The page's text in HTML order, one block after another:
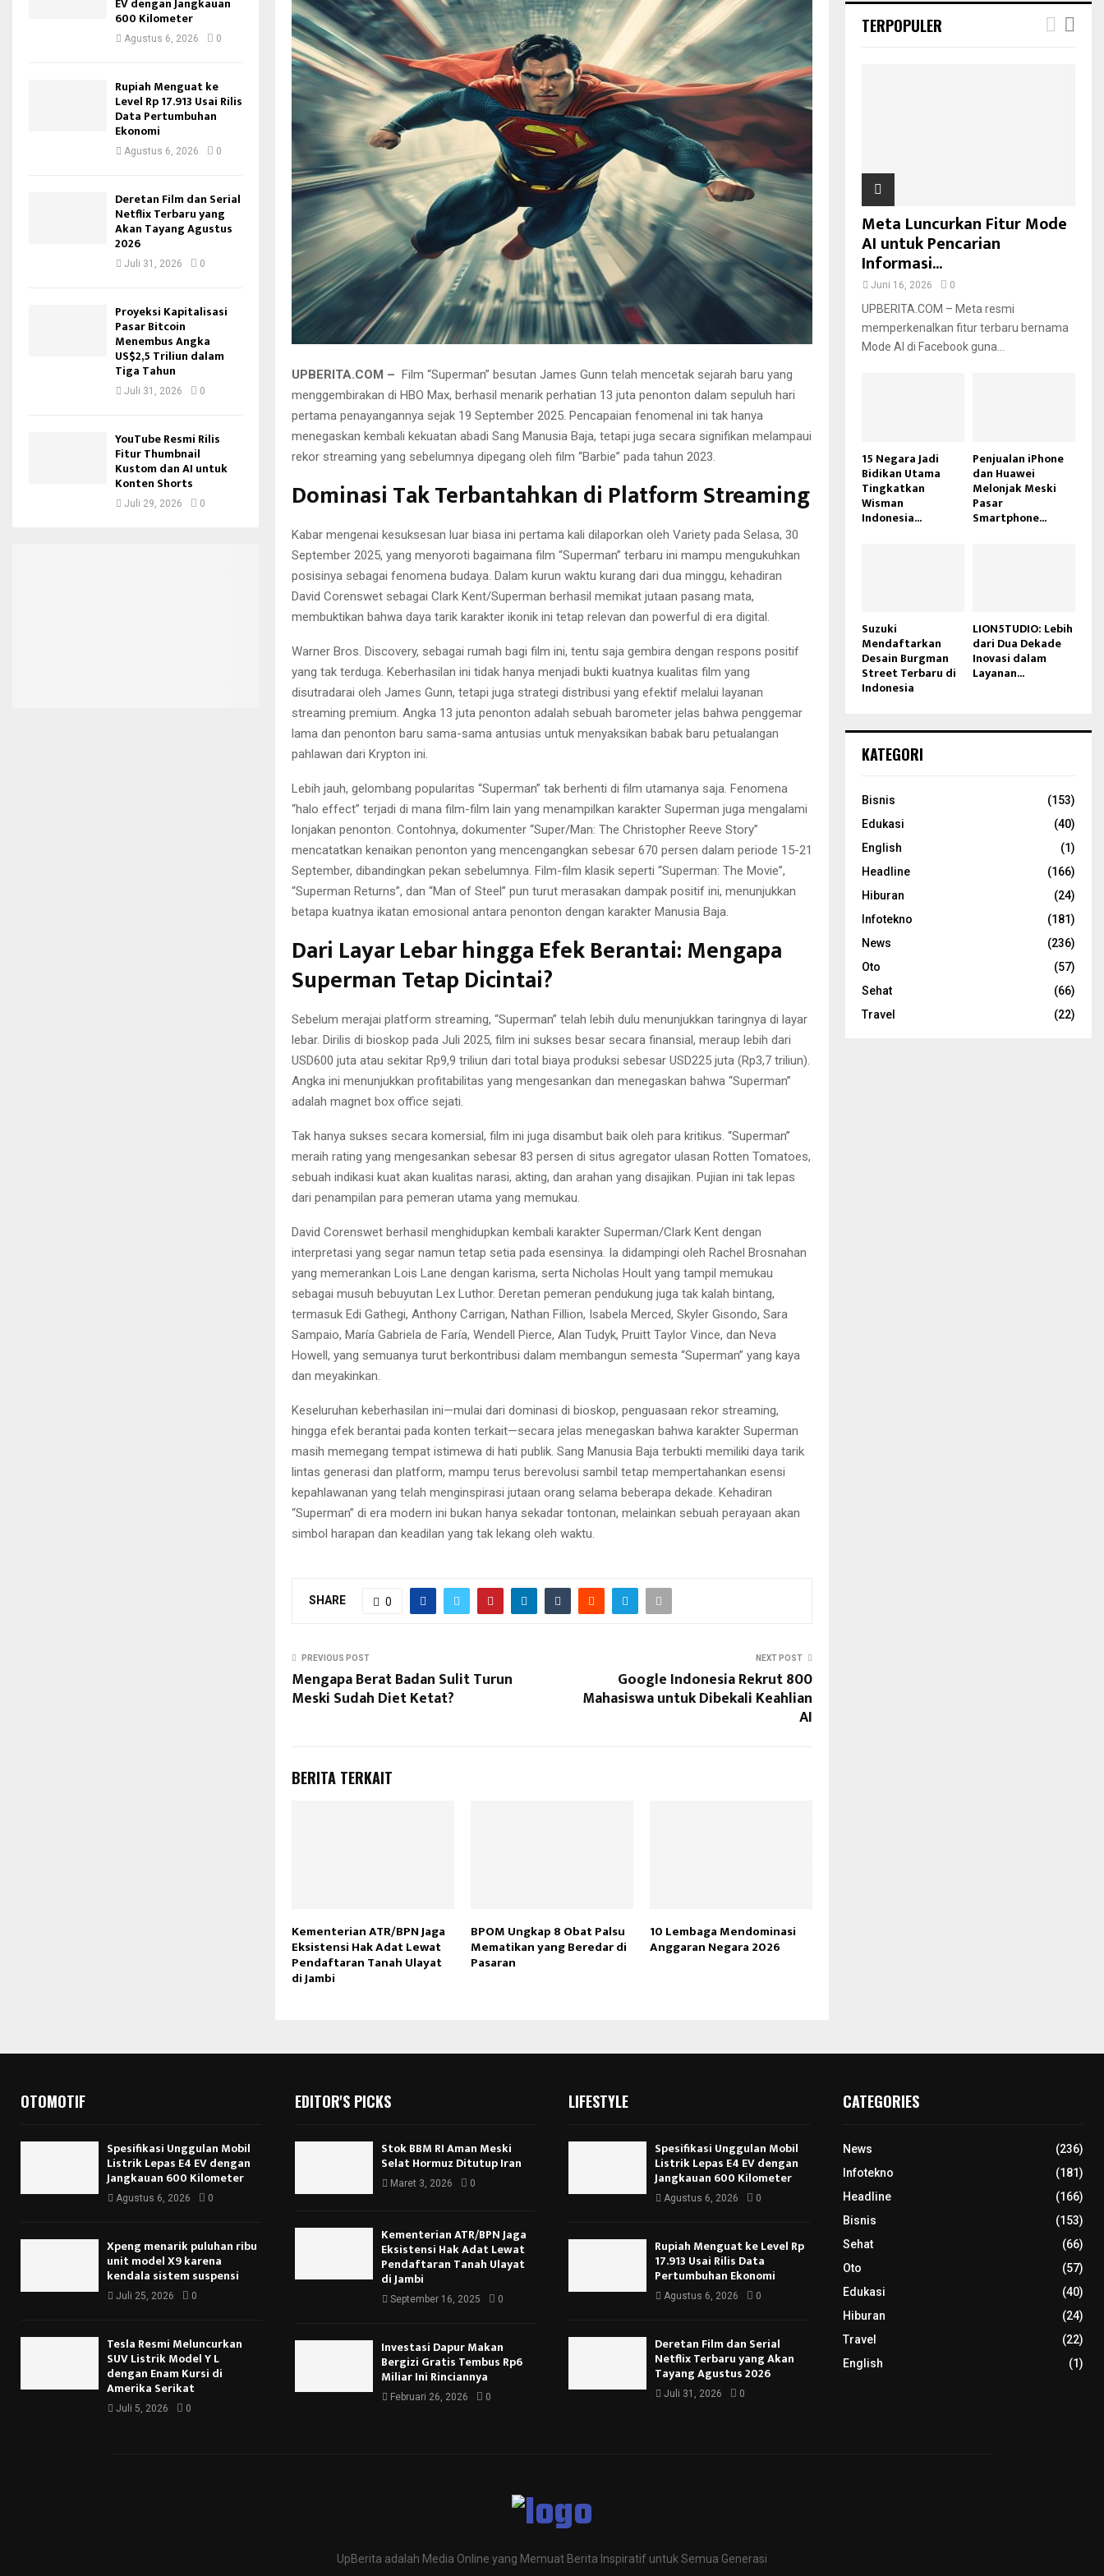
UPBERITA.COM –
Film “Superman” besutan James Gunn telah mencetak sejarah baru yang
menggembirakan di HBO Max, berhasil menarik perhatian 13 juta penonton dalam sepuluh hari
pertama penayangannya sejak 19 September 2025. Pencapaian fenomenal ini tak hanya
menegaskan kembali kekuatan abadi Sang Manusia Baja, tetapi juga secara signifikan melampaui
rekor streaming yang sebelumnya dipegang oleh film “Barbie” pada tahun 2023.
Dominasi Tak Terbantahkan di Platform Streaming
Kabar mengenai kesuksesan luar biasa ini pertama kali dilaporkan oleh Variety pada Selasa, 30
September 2025, yang menyoroti bagaimana film “Superman” terbaru ini mampu mengukuhkan
posisinya sebagai fenomena budaya. Dalam kurun waktu kurang dari dua minggu, kehadiran
David Corenswet sebagai Clark Kent/Superman berhasil memikat jutaan pasang mata,
membuktikan bahwa daya tarik karakter ikonik ini tetap relevan dan powerful di era digital.
Warner Bros. Discovery, sebagai rumah bagi film ini, tentu saja gembira dengan respons positif
yang tak terduga. Keberhasilan ini tidak hanya menjadi bukti kuatnya kualitas film yang
disutradarai oleh James Gunn, tetapi juga strategi distribusi yang efektif melalui layanan
streaming premium. Angka 13 juta penonton adalah sebuah barometer jelas bahwa penggemar
lama dan penonton baru sama-sama antusias untuk menyaksikan babak baru petualangan
pahlawan dari Krypton ini.
Lebih jauh, gelombang popularitas “Superman” tak berhenti di film utamanya saja. Fenomena
“halo effect” terjadi di mana film-film lain yang menampilkan karakter Superman juga mengalami
lonjakan penonton. Contohnya, dokumenter “Super/Man: The Christopher Reeve Story”
mencatatkan kenaikan penonton yang mencengangkan sebesar 670 persen dalam periode 15-21
September, dibandingkan pekan sebelumnya. Film-film klasik seperti “Superman: The Movie”,
“Superman Returns”, dan “Man of Steel” pun turut merasakan dampak positif ini, menunjukkan
betapa kuatnya ikatan emosional antara penonton dengan karakter Manusia Baja.
Dari Layar Lebar hingga Efek Berantai: Mengapa
Superman Tetap Dicintai?
Sebelum merajai platform streaming, “Superman” telah lebih dulu menunjukkan taringnya di layar
lebar. Dirilis di bioskop pada Juli 2025, film ini sukses besar secara finansial, meraup lebih dari
USD600 juta atau sekitar Rp9,9 triliun dari total biaya produksi sebesar USD225 juta (Rp3,7 triliun).
Angka ini menunjukkan profitabilitas yang mengesankan dan menegaskan bahwa “Superman”
adalah magnet box office sejati.
Tak hanya sukses secara komersial, film ini juga disambut baik oleh para kritikus. “Superman”
meraih rating yang mengesankan sebesar 83 persen di situs agregator ulasan Rotten Tomatoes,
sebuah indikasi kuat akan kualitas narasi, akting, dan arahan yang disajikan. Pujian ini tak lepas
dari penampilan para pemeran utama yang memukau.
David Corenswet berhasil menghidupkan kembali karakter Superman/Clark Kent dengan
interpretasi yang segar namun tetap setia pada esensinya. Ia didampingi oleh Rachel Brosnahan
yang memerankan Lois Lane dengan karisma, serta Nicholas Hoult yang tampil memukau
sebagai musuh bebuyutan Lex Luthor. Deretan pemeran pendukung juga tak kalah bintang,
termasuk Edi Gathegi, Anthony Carrigan, Nathan Fillion, Isabela Merced, Skyler Gisondo, Sara
Sampaio, María Gabriela de Faría, Wendell Pierce, Alan Tudyk, Pruitt Taylor Vince, dan Neva
Howell, yang semuanya turut berkontribusi dalam membangun semesta “Superman” yang kaya
dan meyakinkan.
Keseluruhan keberhasilan ini—mulai dari dominasi di bioskop, penguasaan rekor streaming,
hingga efek berantai pada konten terkait—secara jelas menegaskan bahwa karakter Superman
masih memegang tempat istimewa di hati publik. Sang Manusia Baja terbukti memiliki daya tarik
lintas generasi dan platform, mampu terus berevolusi sambil tetap mempertahankan esensi
kepahlawanan yang telah menginspirasi jutaan orang selama beberapa dekade. Kehadiran
“Superman” di era modern ini bukan hanya sekadar tontonan, melainkan sebuah perayaan akan
simbol harapan dan keadilan yang tak lekang oleh waktu.
SHARE 0
PREVIOUS POST
Mengapa Berat Badan Sulit Turun
Meski Sudah Diet Ketat?
NEXT POST
Google Indonesia Rekrut 800
Mahasiswa untuk Dibekali Keahlian
AI
BERITA TERKAIT
Kementerian ATR/BPN Jaga
Eksistensi Hak Adat Lewat
Pendaftaran Tanah Ulayat
di Jambi
BPOM Ungkap 8 Obat Palsu
Mematikan yang Beredar di
Pasaran
10 Lembaga Mendominasi
Anggaran Negara 2026
600 Kilometer
Agustus 6, 2026 0
Rupiah Menguat ke
Level Rp 17.913 Usai Rilis
Data Pertumbuhan
Ekonomi
Agustus 6, 2026 0
Deretan Film dan Serial
Netflix Terbaru yang
Akan Tayang Agustus
2026
Juli 31, 2026 0
Proyeksi Kapitalisasi
Pasar Bitcoin
Menembus Angka
US$2,5 Triliun dalam
Tiga Tahun
Juli 31, 2026 0
YouTube Resmi Rilis
Fitur Thumbnail
Kustom dan AI untuk
Konten Shorts
Juli 29, 2026 0
TERPOPULER
Meta Luncurkan Fitur Mode
AI untuk Pencarian
Informasi...
Juni 16, 2026 0
UPBERITA.COM – Meta resmi
memperkenalkan fitur terbaru bernama
Mode AI di Facebook guna...
15 Negara Jadi
Bidikan Utama
Tingkatkan
Wisman
Indonesia...
Penjualan iPhone
dan Huawei
Melonjak Meski
Pasar
Smartphone...
Suzuki
Mendaftarkan
Desain Burgman
Street Terbaru di
Indonesia
LION5TUDIO: Lebih
dari Dua Dekade
Inovasi dalam
Layanan...
KATEGORI
Bisnis
(153)
Edukasi
(40)
English
(1)
Headline
(166)
Hiburan
(24)
Infotekno
(181)
News
(236)
Oto
(57)
Sehat
(66)
Travel
(22)
OTOMOTIF
Spesifikasi Unggulan Mobil
Listrik Lepas E4 EV dengan
Jangkauan 600 Kilometer
Agustus 6, 2026 0
Xpeng menarik puluhan ribu
unit model X9 karena
kendala sistem suspensi
Juli 25, 2026 0
Tesla Resmi Meluncurkan
SUV Listrik Model Y L
dengan Enam Kursi di
Amerika Serikat
Juli 5, 2026 0
EDITOR'S PICKS
Stok BBM RI Aman Meski
Selat Hormuz Ditutup Iran
Maret 3, 2026 0
Kementerian ATR/BPN Jaga
Eksistensi Hak Adat Lewat
Pendaftaran Tanah Ulayat
di Jambi
September 16, 2025 0
Investasi Dapur Makan
Bergizi Gratis Tembus Rp6
Miliar Ini Rinciannya
Februari 26, 2026 0
LIFESTYLE
Spesifikasi Unggulan Mobil
Listrik Lepas E4 EV dengan
Jangkauan 600 Kilometer
Agustus 6, 2026 0
Rupiah Menguat ke Level Rp
17.913 Usai Rilis Data
Pertumbuhan Ekonomi
Agustus 6, 2026 0
Deretan Film dan Serial
Netflix Terbaru yang Akan
Tayang Agustus 2026
Juli 31, 2026 0
CATEGORIES
News
(236)
Infotekno
(181)
Headline
(166)
Bisnis
(153)
Sehat
(66)
Oto
(57)
Edukasi
(40)
Hiburan
(24)
Travel
(22)
English
(1)
UpBerita adalah Media Online yang Memuat Berita Inspiratif untuk Semua Generasi